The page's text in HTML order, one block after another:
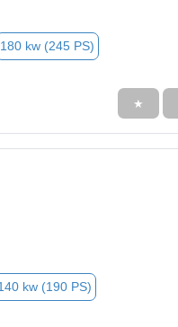
180 kw (245 PS)
★
kw (190 PS)